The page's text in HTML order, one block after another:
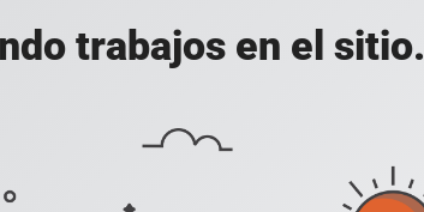
trabajos en el sitio.